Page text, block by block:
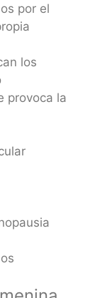
por el
los
provoca la